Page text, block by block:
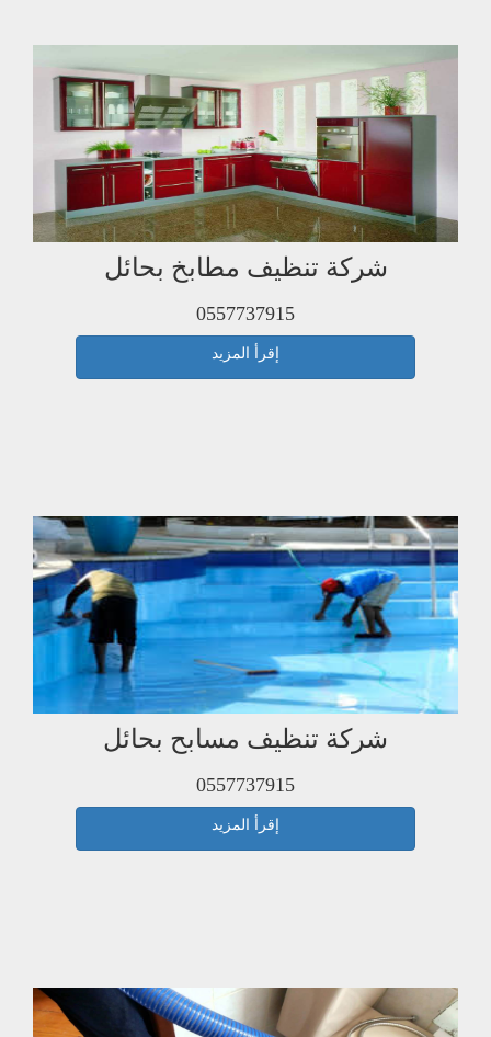
شركة تنظيف مطابخ بحائل
0557737915
إقرأ المزيد
شركة تنظيف مسابح بحائل
0557737915
إقرأ المزيد